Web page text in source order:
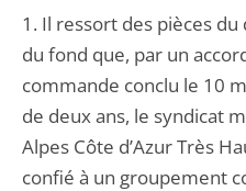
1. Il ressort des pièces
du fond que, par un
commande conclu le 10
de deux ans, le syndicat
Alpes Côte d’Azur Très
confié à un groupement